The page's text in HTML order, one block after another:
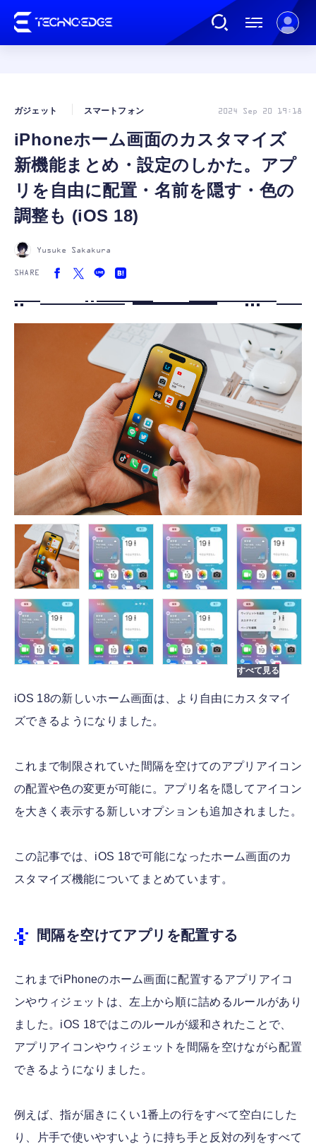
AI
ガジェット
ゲーム
カルチャー
FOLLOW US
iPhoneホーム画面のカスタマイズ
新機能まとめ・設定のしかた。アプ
リを自由に配置・名前を隠す・色の
調整も (iOS 18)
ガジェット スマートフォン 2024 Sep 20 19:18
Yusuke Sakakura
SHARE
iOS 18の新しいホーム画面は、より自由にカスタマイ
ズできるようになりました。
これまで制限されていた間隔を空けてのアプリアイコン
の配置や色の変更が可能に。アプリ名を隠してアイコン
を大きく表示する新しいオプションも追加されました。
この記事では、iOS 18で可能になったホーム画面のカ
スタマイズ機能についてまとめています。
間隔を空けてアプリを配置する
これまでiPhoneのホーム画面に配置するアプリアイコ
ンやウィジェットは、左上から順に詰めるルールがあり
ました。iOS 18ではこのルールが緩和されたことで、
アプリアイコンやウィジェットを間隔を空けながら配置
できるようになりました。
例えば、指が届きにくい1番上の行をすべて空白にした
り、片手で使いやすいように持ち手と反対の列をすべて